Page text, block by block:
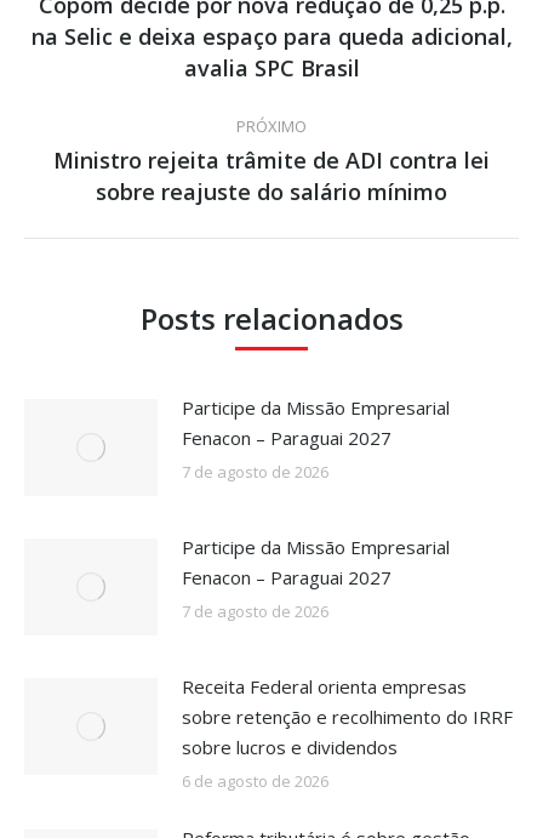
post:
Post
anterior:
na Selic e deixa espaço para queda adicional,
avalia SPC Brasil
PRÓXIMO
Próximo
post:
Ministro rejeita trâmite de ADI contra lei
sobre reajuste do salário mínimo
Posts relacionados
Participe da Missão Empresarial
Fenacon – Paraguai 2027
7 de agosto de 2026
Participe da Missão Empresarial
Fenacon – Paraguai 2027
7 de agosto de 2026
Receita Federal orienta empresas
sobre retenção e recolhimento do IRRF
sobre lucros e dividendos
6 de agosto de 2026